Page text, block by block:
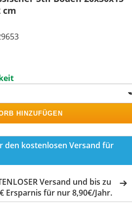
cm
HINZUFÜGEN
den kostenlosen Versand für
Versand und bis zu
Ersparnis für nur 8,90€/Jahr.